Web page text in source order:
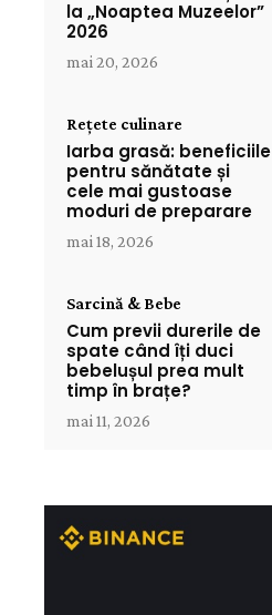
la „Noaptea Muzeelor”
2026
mai 20, 2026
Rețete culinare
Iarba grasă: beneficiile
pentru sănătate și
cele mai gustoase
moduri de preparare
mai 18, 2026
Sarcină & Bebe
Cum previi durerile de
spate când îți duci
bebelușul prea mult
timp în brațe?
mai 11, 2026